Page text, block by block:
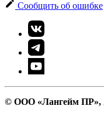
Сообщить об ошибке
© ООО «Лангейм ПР»,